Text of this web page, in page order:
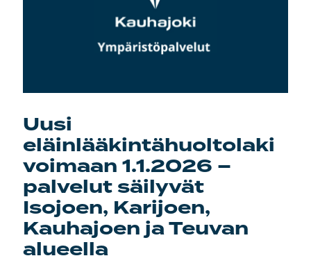
Uusi
eläinlääkintähuoltolaki
voimaan 1.1.2026 –
palvelut säilyvät
Isojoen, Karijoen,
Kauhajoen ja Teuvan
alueella